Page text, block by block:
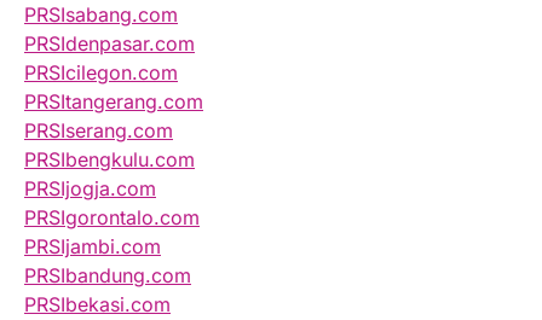
PRSIsabang.com
PRSIdenpasar.com
PRSIcilegon.com
PRSItangerang.com
PRSIserang.com
PRSIbengkulu.com
PRSIjogja.com
PRSIgorontalo.com
PRSIjambi.com
PRSIbandung.com
PRSIbekasi.com